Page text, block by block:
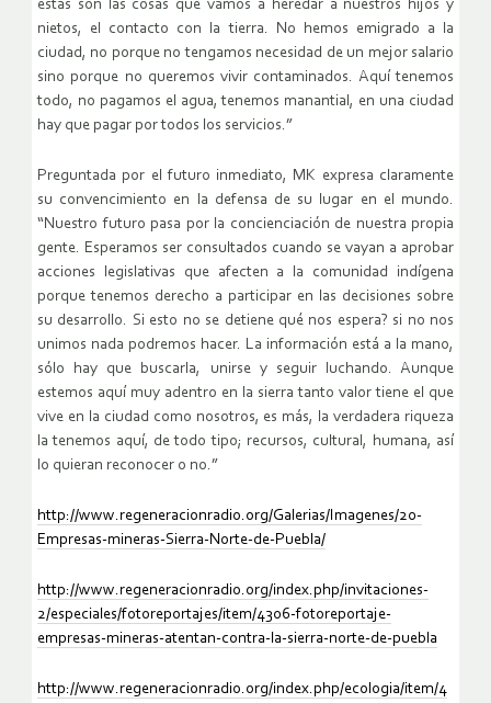
estas son las cosas que vamos a heredar a nuestros hijos y
nietos, el contacto con la tierra. No hemos emigrado a la
ciudad, no porque no tengamos necesidad de un mejor salario
sino porque no queremos vivir contaminados. Aquí tenemos
todo, no pagamos el agua, tenemos manantial, en una ciudad
hay que pagar por todos los servicios.”
Preguntada por el futuro inmediato, MK expresa claramente
su convencimiento en la defensa de su lugar en el mundo.
“Nuestro futuro pasa por la concienciación de nuestra propia
gente. Esperamos ser consultados cuando se vayan a aprobar
acciones legislativas que afecten a la comunidad indígena
porque tenemos derecho a participar en las decisiones sobre
su desarrollo. Si esto no se detiene qué nos espera? si no nos
unimos nada podremos hacer. La información está a la mano,
sólo hay que buscarla, unirse y seguir luchando. Aunque
estemos aquí muy adentro en la sierra tanto valor tiene el que
vive en la ciudad como nosotros, es más, la verdadera riqueza
la tenemos aquí, de todo tipo; recursos, cultural, humana, así
lo quieran reconocer o no.”
http://www.regeneracionradio.org/Galerias/Imagenes/20-
Empresas-mineras-Sierra-Norte-de-Puebla/
http://www.regeneracionradio.org/index.php/invitaciones-
2/especiales/fotoreportajes/item/4306-fotoreportaje-
empresas-mineras-atentan-contra-la-sierra-norte-de-puebla
http://www.regeneracionradio.org/index.php/ecologia/item/4